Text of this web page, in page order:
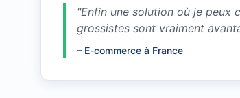
"Enfin une solution où je peux
grossistes sont vraiment
– E-commerce à France